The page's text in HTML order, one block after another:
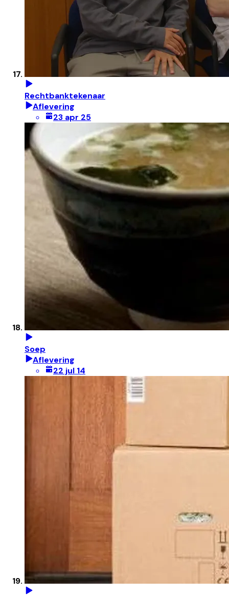
Rechtbanktekenaar
Aflevering
23 apr 25
Soep
Aflevering
22 jul 14